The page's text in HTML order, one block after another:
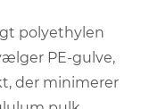
polyethylen
PE-gulve,
der minimerer